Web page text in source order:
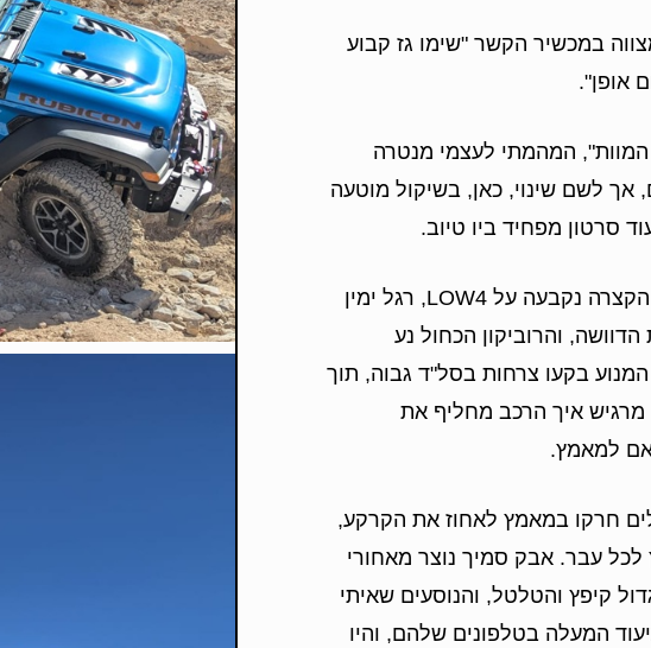
במכשיר הקשר "שימו גז קבוע
אופן".
המוות", המהמתי לעצמי מנטרה
אך לשם שינוי, כאן, בשיקול מוטעה
סרטון מפחיד ביו טיוב.
ידית ההילוכים הקצרה נקבעה על LOW4, רגל ימין
והרוביקון הכחול נע
בקעו צרחות בסל"ד גבוה, תוך
מרגיש איך הרכב מחליף את
למאמץ.
חרקו במאמץ לאחוז את הקרקע,
לכל עבר. אבק סמיך נוצר מאחורי
קיפץ והטלטל, והנוסעים שאיתי
המעלה בטלפונים שלהם, והיו